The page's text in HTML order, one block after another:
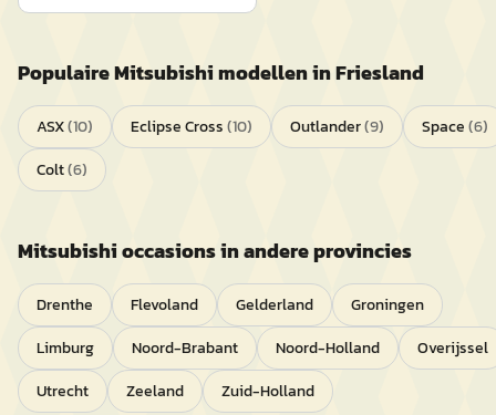
PopulaireMitsubishimodellen inFriesland
ASX(10) Eclipse Cross(10) Outlander(9) Space(6)
Colt(6)
Mitsubishioccasions in andere provincies
Drenthe Flevoland Gelderland
Groningen
Limburg
Noord-Brabant Noord-Holland
Overijssel
Utrecht
Zeeland Zuid-Holland